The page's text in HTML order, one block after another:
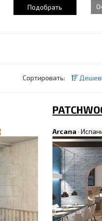
Сортировать:
Arcana ·